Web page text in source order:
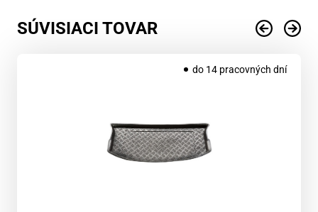
SÚVISIACI TOVAR
do 14 pracovných dní